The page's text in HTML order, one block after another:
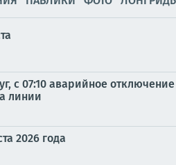
с 07:10 аварийное
линии
2026 года